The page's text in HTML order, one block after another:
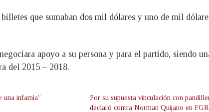
que sumaban dos mil dólares y uno de mil
apoyo a su persona y para el partido, siendo
del 2015 – 2018.
una infamia”
Por su supuesta vinculación con
declaró contra Norman Quijano en FGR